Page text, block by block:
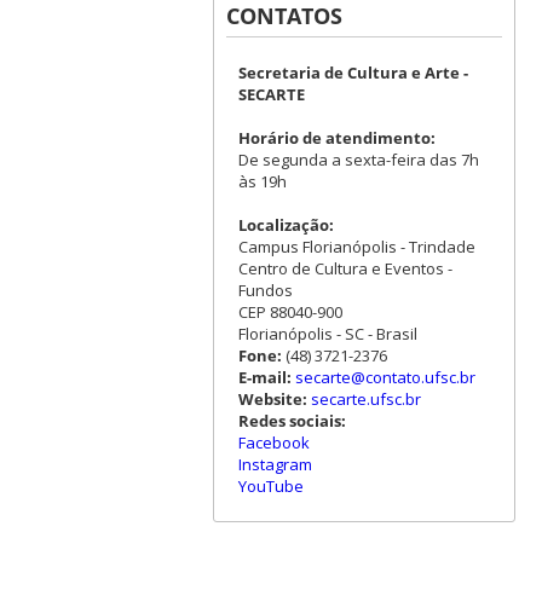
CONTATOS
Secretaria de Cultura e Arte -
SECARTE
Horário de atendimento:
De segunda a sexta-feira das 7h
às 19h
Localização:
Campus Florianópolis - Trindade
Centro de Cultura e Eventos -
Fundos
CEP 88040-900
Florianópolis - SC - Brasil
Fone: (48) 3721-2376
E-mail: secarte@contato.ufsc.br
Website: secarte.ufsc.br
Redes sociais:
Facebook
Instagram
YouTube